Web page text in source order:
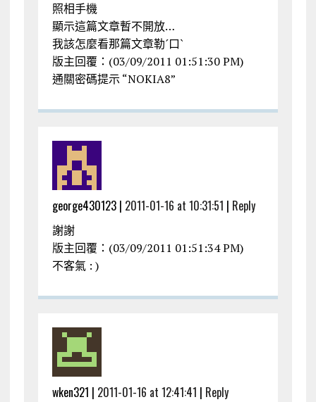
照相手機
顯示這篇文章暫不開放…
我該怎麼看那篇文章勒ˊ口ˋ
版主回覆：(03/09/2011 01:51:30 PM)
通關密碼提示 “NOKIA8”
george430123 | 2011-01-16 at 10:31:51 | Reply
謝謝
版主回覆：(03/09/2011 01:51:34 PM)
不客氣 : )
wken321 | 2011-01-16 at 12:41:41 | Reply